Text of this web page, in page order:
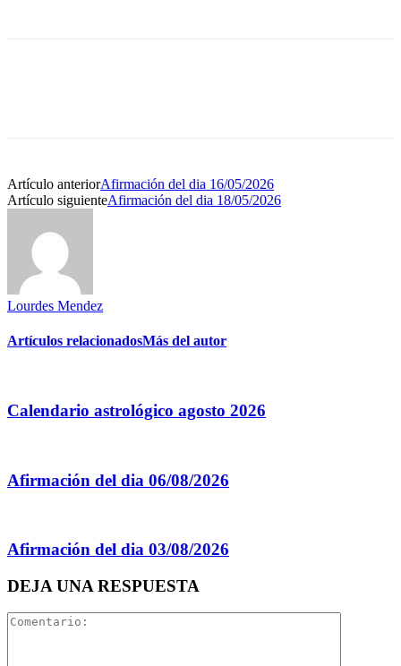
Artículo anteriorAfirmación del dia 16/05/2026
Artículo siguienteAfirmación del dia 18/05/2026
Lourdes Mendez
Artículos relacionadosMás del autor
Calendario astrológico agosto 2026
Afirmación del dia 06/08/2026
Afirmación del dia 03/08/2026
DEJA UNA RESPUESTA